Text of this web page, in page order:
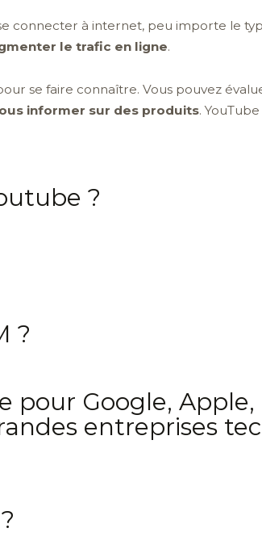
connecter à internet, peu importe le
le trafic en ligne.
se faire connaître. Vous pouvez
informer sur des produits.
?
?
pour Google,
entreprises